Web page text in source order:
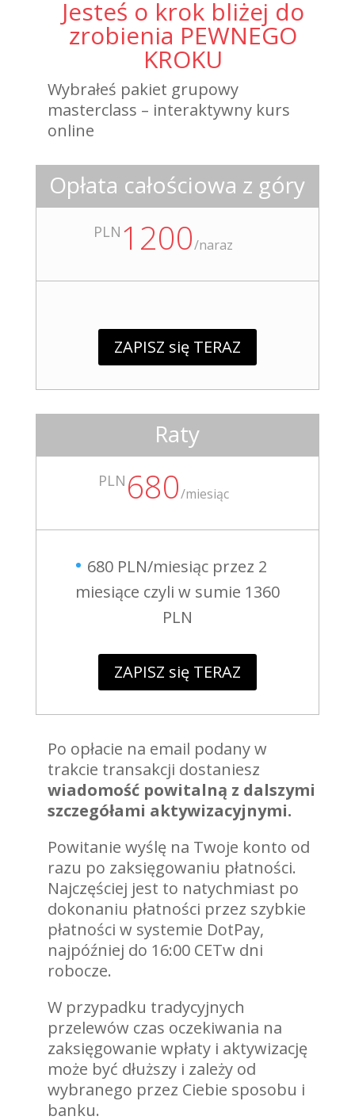
Jesteś o krok bliżej do
zrobienia PEWNEGO
KROKU
Wybrałeś pakiet grupowy
masterclass – interaktywny kurs
online
Opłata całościowa z góry
PLN 1200/naraz
ZAPISZ się TERAZ
Raty
PLN 680/miesiąc
680 PLN/miesiąc przez 2
miesiące czyli w sumie 1360
PLN
ZAPISZ się TERAZ
Po opłacie na email podany w
trakcie transakcji dostaniesz
wiadomość powitalną z dalszymi
szczegółami aktywizacyjnymi.
Powitanie wyślę na Twoje konto od
razu po zaksięgowaniu płatności.
Najczęściej jest to natychmiast po
dokonaniu płatności przez szybkie
płatności w systemie DotPay,
najpóźniej do 16:00 CETw dni
robocze.
W przypadku tradycyjnych
przelewów czas oczekiwania na
zaksięgowanie wpłaty i aktywizację
może być dłuższy i zależy od
wybranego przez Ciebie sposobu i
banku.